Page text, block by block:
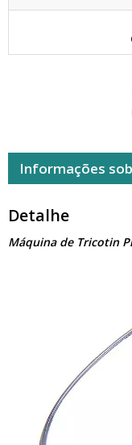
Informações
Detalhe
Máquina de Tricotin